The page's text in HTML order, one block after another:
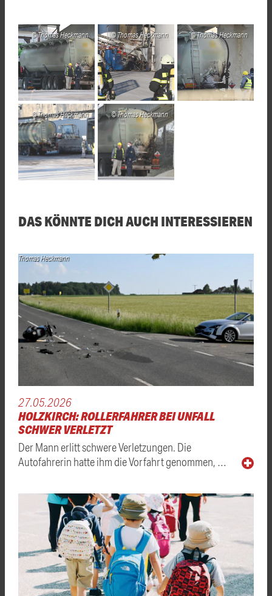
Thomas Heckmann Thomas Heckmann Thomas Heckmann
Thomas Heckmann Thomas Heckmann
DAS KÖNNTE DICH AUCH INTERESSIEREN
Thomas Heckmann
27.05.2026
HOLZKIRCH: ROLLERFAHRER BEI UNFALL
SCHWER VERLETZT
Der Mann erlitt schwere Verletzungen. Die
Autofahrerin hatte ihm die Vorfahrt genommen, …